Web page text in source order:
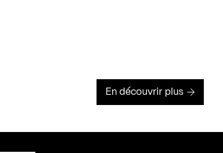
En découvrir plus